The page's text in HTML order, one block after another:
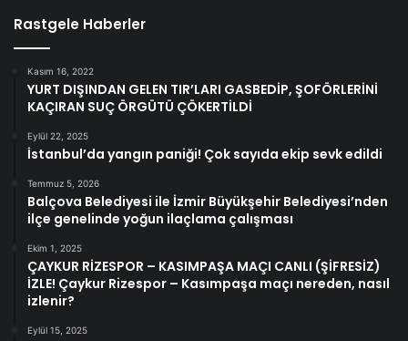
Rastgele Haberler
Kasım 16, 2022
YURT DIŞINDAN GELEN TIR’LARI GASBEDİP, ŞOFÖRLERİNİ
KAÇIRAN SUÇ ÖRGÜTÜ ÇÖKERTİLDİ
Eylül 22, 2025
İstanbul’da yangın paniği! Çok sayıda ekip sevk edildi
Temmuz 5, 2026
Balçova Belediyesi ile İzmir Büyükşehir Belediyesi’nden
ilçe genelinde yoğun ilaçlama çalışması
Ekim 1, 2025
ÇAYKUR RİZESPOR – KASIMPAŞA MAÇI CANLI (ŞİFRESİZ)
İZLE! Çaykur Rizespor – Kasımpaşa maçı nereden, nasıl
izlenir?
Eylül 15, 2025